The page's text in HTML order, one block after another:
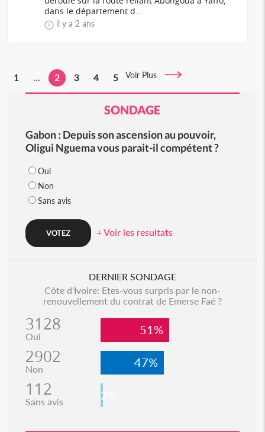
dans le département d...
il y a 2 ans
1 ... 2 3 4 5 Voir Plus
SONDAGE
Gabon : Depuis son ascension au pouvoir,
Oligui Nguema vous parait-il compétent ?
Oui
Non
Sans avis
+ Voir les resultats
DERNIER SONDAGE
Côte d'Ivoire: Etes-vous surpris par le non-
renouvellement du contrat de Emerse Faé ?
3128
Oui 51%
2902
Non 47%
112
Sans avis 2%